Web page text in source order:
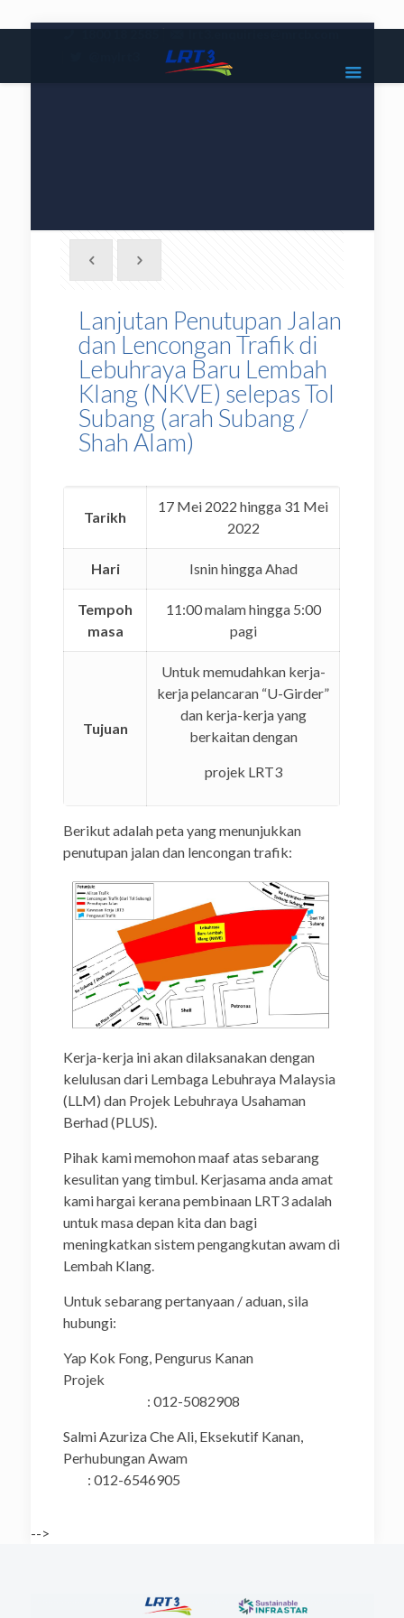
|
Lanjutan Penutupan Jalan
dan Lencongan Trafik di
Lebuhraya Baru Lembah
Klang (NKVE) selepas Tol
Subang (arah Subang /
Shah Alam)
Tarikh
17 Mei 2022 hingga 31 Mei
2022
Hari Isnin hingga Ahad
Tempoh
masa
11:00 malam hingga 5:00
pagi
Tujuan
Untuk memudahkan kerja-
kerja pelancaran “U-Girder”
dan kerja-kerja yang
berkaitan dengan
projek LRT3
Berikut adalah peta yang menunjukkan
penutupan jalan dan lencongan trafik:
Kerja-kerja ini akan dilaksanakan dengan
kelulusan dari Lembaga Lebuhraya Malaysia
(LLM) dan Projek Lebuhraya Usahaman
Berhad (PLUS).
Pihak kami memohon maaf atas sebarang
kesulitan yang timbul. Kerjasama anda amat
kami hargai kerana pembinaan LRT3 adalah
untuk masa depan kita dan bagi
meningkatkan sistem pengangkutan awam di
Lembah Klang.
Untuk sebarang pertanyaan / aduan, sila
hubungi:
Yap Kok Fong, Pengurus Kanan
Projek
: 012-5082908
Salmi Azuriza Che Ali, Eksekutif Kanan,
Perhubungan Awam
: 012-6546905
-->